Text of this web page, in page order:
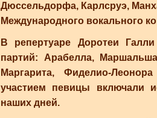
Дюссельдорфа, Карлсруэ,
Международного вокального
В репертуаре Доротеи
партий: Арабелла,
Маргарита, Фиделио-
участием певицы включали
наших дней.